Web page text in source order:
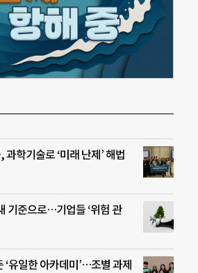
학기술로 ‘미래 난제’ 해법
기준으로…기업들 ‘위험 관
‘유일한 아카데미’…조별 과제